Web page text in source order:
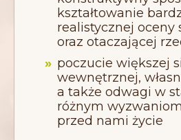
kształtowanie
realistycznej oceny
oraz otaczającej
poczucie większej
wewnętrznej,
a także odwagi w
różnym
przed nami życie